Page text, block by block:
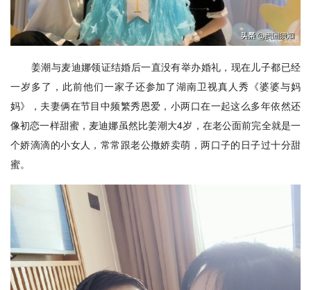
姜潮与麦迪娜领证结婚后一直没有举办婚礼，现在儿子都已经
一岁多了，此前他们一家子还参加了湖南卫视真人秀《婆婆与妈
妈》，夫妻俩在节目中频繁秀恩爱，小两口在一起这么多年依然还
像初恋一样甜蜜，麦迪娜虽然比姜潮大4岁，在老公面前完全就是一
个娇滴滴的小女人，常常跟老公撒娇卖萌，两口子的日子过十分甜
蜜。